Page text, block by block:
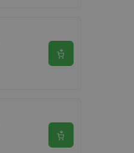
Se produkt
Se produkt